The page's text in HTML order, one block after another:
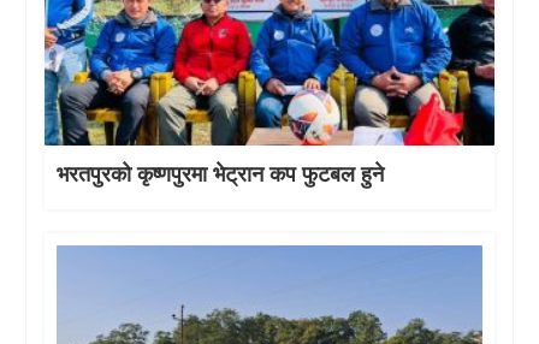
भरतपुरको कृष्णपुरमा भेट्रान कप फुटबल हुने